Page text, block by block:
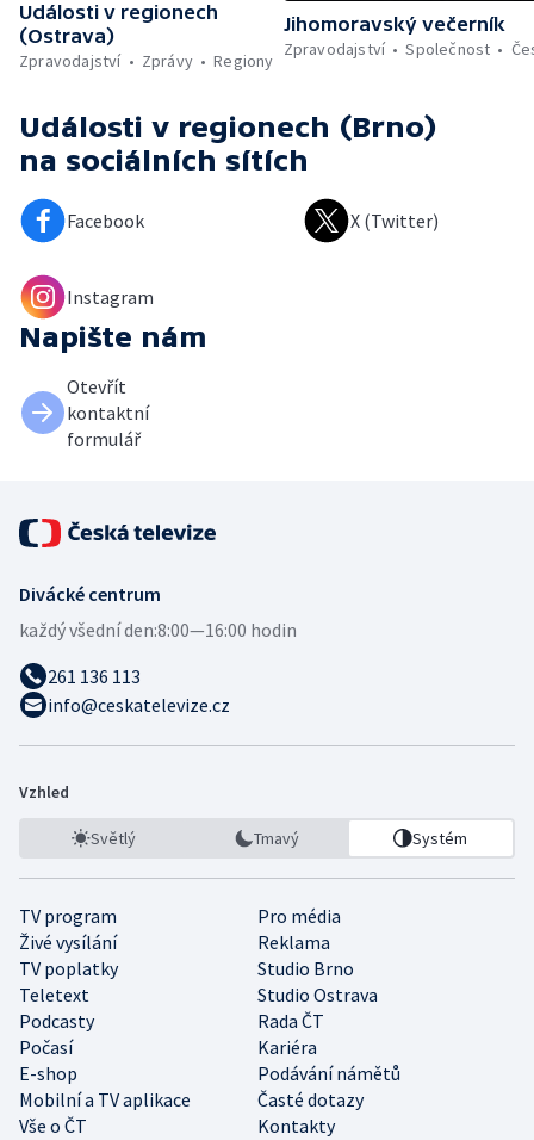
Události v regionech
(Ostrava)
Zpravodajství
Zprávy Regiony
Jihomoravský večerník
Zpravodajství
Společnost
Události v regionech (Brno)
na sociálních sítích
Facebook X (Twitter)
Instagram
Napište nám
Otevřít
kontaktní
formulář
Divácké centrum
každý všední den:8:00—16:00 hodin
261 136 113
info@ceskatelevize.cz
Vzhled
Světlý Tmavý Systém
TV program
Pro média
Živé vysílání
Reklama
TV poplatky
Studio Brno
Teletext
Studio Ostrava
Podcasty
Rada ČT
Počasí
Kariéra
E-shop
Podávání námětů
Mobilní a TV aplikace
Časté dotazy
Vše o ČT
Kontakty